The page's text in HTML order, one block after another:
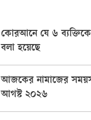
কোরআনে যে ৬ ব্যক্তিকে
বলা হয়েছে
আজকের নামাজের
আগস্ট ২০২৬